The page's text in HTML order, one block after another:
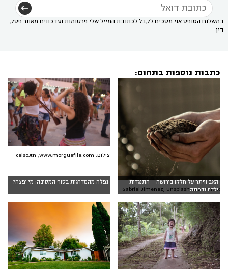
במשלוח הטופס אני מסכים לקבל לכתובת המייל שלי פרסומות ועדכונים מאתר פסק
דין
כתבות נוספות בתחום:
האב וויתר על חלקו בירושה – התנגדות
ילדיו נדחתה
אילוסטרציה: Gabriel Jimenez, Unsplash
נפלה מהמדרגות בסוף המסיבה: מי יפצה?
צילום: celso3tn ,www.morguefile.com